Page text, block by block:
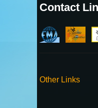
Contact
Other Links